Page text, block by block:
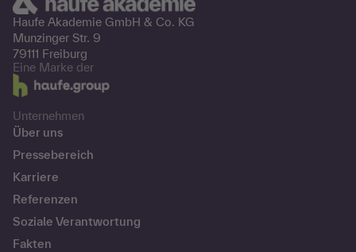
Haufe Akademie GmbH & Co. KG
Munzinger Str. 9
79111 Freiburg
Eine Marke der
Unternehmen
Über uns
Pressebereich
Karriere
Referenzen
Soziale Verantwortung
Fakten